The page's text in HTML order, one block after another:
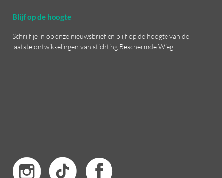
Blijf op de hoogte
Schrijf je in op onze nieuwsbrief en blijf op de hoogte van de
laatste ontwikkelingen van stichting Beschermde Wieg